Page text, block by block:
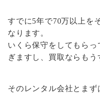
すでに5年で70万以上を
なります。
いくら保守をしてもら
ぎますし、買取ならもう
そのレンタル会社とまず